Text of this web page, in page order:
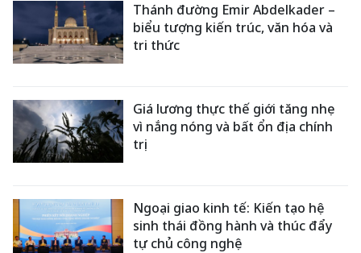
Thánh đường Emir Abdelkader –
biểu tượng kiến trúc, văn hóa và
tri thức
Giá lương thực thế giới tăng nhẹ
vì nắng nóng và bất ổn địa chính
trị
Ngoại giao kinh tế: Kiến tạo hệ
sinh thái đồng hành và thúc đẩy
tự chủ công nghệ